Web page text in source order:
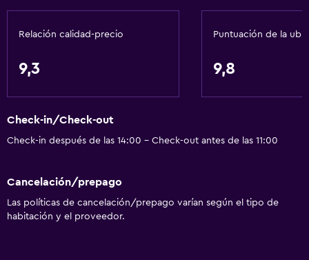
Relación calidad-precio
9,3
Puntuación de la
9,8
Check-in/Check-out
Check-in después de las 14:00 - Check-out antes de las 11:00
Cancelación/prepago
Las políticas de cancelación/prepago varían según el tipo de
habitación y el proveedor.